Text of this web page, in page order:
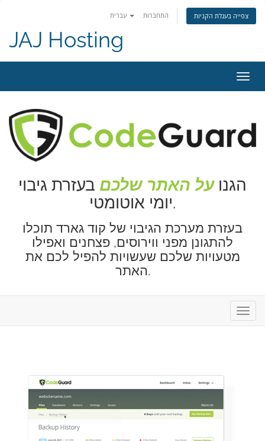
התחברות צפייה בעגלת הקניות
JAJ Hosting
ניווט
הגנועל האתר שלכם בעזרת גיבוי
יומי אוטומטי.
בעזרת מערכת הגיבוי של קוד גארד תוכלו
להתגונן מפני ווירוסים, פצחנים ואפילו
מטעויות שלכם שעשויות להפיל לכם את
האתר.
ניווט